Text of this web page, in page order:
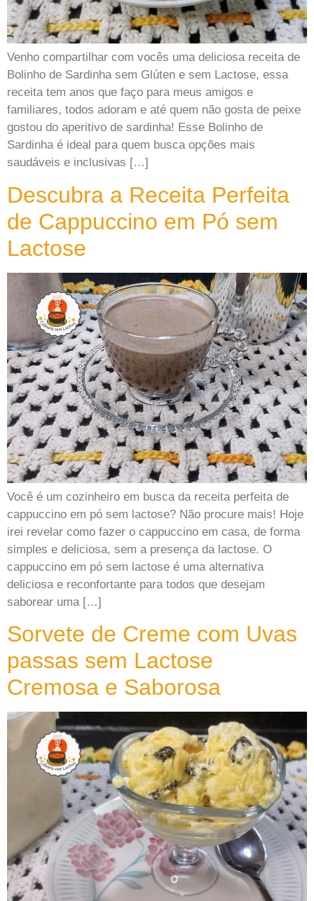
Venho compartilhar com vocês uma deliciosa receita de
Bolinho de Sardinha sem Glúten e sem Lactose, essa
receita tem anos que faço para meus amigos e
familiares, todos adoram e até quem não gosta de peixe
gostou do aperitivo de sardinha! Esse Bolinho de
Sardinha é ideal para quem busca opções mais
saudáveis e inclusivas […]
Descubra a Receita Perfeita
de Cappuccino em Pó sem
Lactose
Você é um cozinheiro em busca da receita perfeita de
cappuccino em pó sem lactose? Não procure mais! Hoje
irei revelar como fazer o cappuccino em casa, de forma
simples e deliciosa, sem a presença da lactose. O
cappuccino em pó sem lactose é uma alternativa
deliciosa e reconfortante para todos que desejam
saborear uma […]
Sorvete de Creme com Uvas
passas sem Lactose
Cremosa e Saborosa